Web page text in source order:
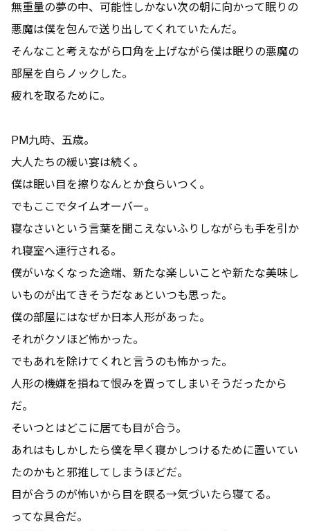
無重量の夢の中、可能性しかない次の朝に向かって眠りの
悪魔は僕を包んで送り出してくれていたんだ。
そんなこと考えながら口角を上げながら僕は眠りの悪魔の
部屋を自らノックした。
疲れを取るために。
PM九時、五歳。
大人たちの緩い宴は続く。
僕は眠い目を擦りなんとか食らいつく。
でもここでタイムオーバー。
寝なさいという言葉を聞こえないふりしながらも手を引か
れ寝室へ連行される。
僕がいなくなった途端、新たな楽しいことや新たな美味し
いものが出てきそうだなぁといつも思った。
僕の部屋にはなぜか日本人形があった。
それがクソほど怖かった。
でもあれを除けてくれと言うのも怖かった。
人形の機嫌を損ねて恨みを買ってしまいそうだったから
だ。
そいつとはどこに居ても目が合う。
あれはもしかしたら僕を早く寝かしつけるために置いてい
たのかもと邪推してしまうほどだ。
目が合うのが怖いから目を瞑る→気づいたら寝てる。
ってな具合だ。